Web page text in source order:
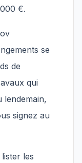
€.
se
de
qui
lendemain,
signez au
les